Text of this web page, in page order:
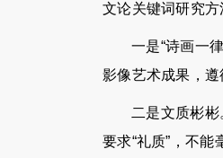
文论关键词研究
一是“诗画一
影像艺术成果，
二是文质彬彬
要求“礼质”，不能